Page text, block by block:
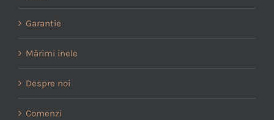
Garantie
Mărimi inele
Despre noi
Comenzi